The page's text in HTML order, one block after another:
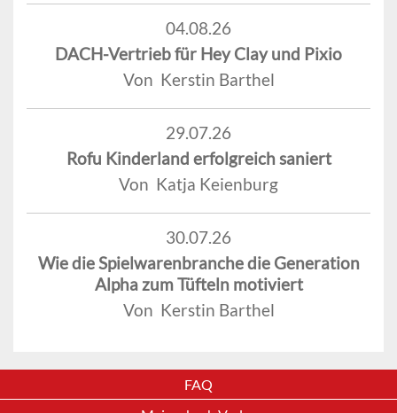
04.08.26
DACH-Vertrieb für Hey Clay und Pixio
Von Kerstin Barthel
29.07.26
Rofu Kinderland erfolgreich saniert
Von Katja Keienburg
30.07.26
Wie die Spielwarenbranche die Generation
Alpha zum Tüfteln motiviert
Von Kerstin Barthel
FAQ